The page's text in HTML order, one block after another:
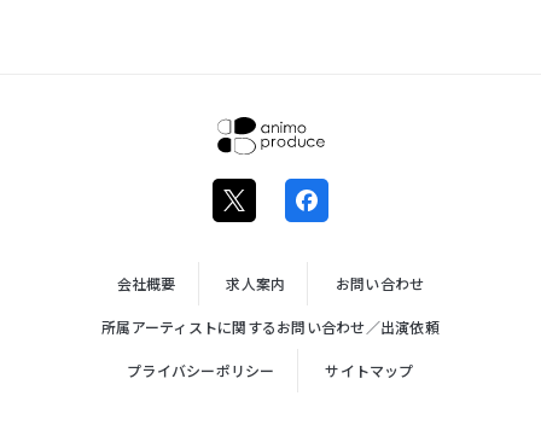
株式会社ア
ニモプロデ
会社概要 求人案内
お問い合わせ
所属アーティストに関するお問い合わせ／出演依頼
プライバシーポリシー
サイトマップ